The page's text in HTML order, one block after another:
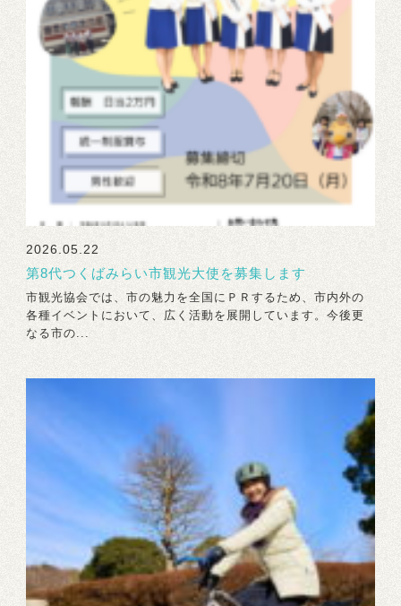
2026.05.22
第8代つくばみらい市観光大使を募集します
市観光協会では、市の魅力を全国にＰＲするため、市内外の
各種イベントにおいて、広く活動を展開しています。今後更
なる市の...